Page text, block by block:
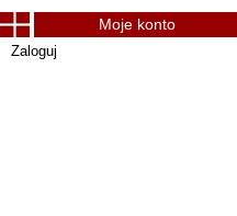
Moje konto
Zaloguj